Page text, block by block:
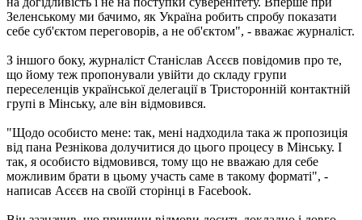
Зеленському ми бачимо, як Україна робить спробу показати
себе суб'єктом переговорів, а не об'єктом", - вважає журналіст.
З іншого боку, журналіст Станіслав Асєєв повідомив про те,
що йому теж пропонували увійти до складу групи
переселенців української делегації в Тристоронній контактній
групі в Мінську, але він відмовився.
"Щодо особисто мене: так, мені надходила така ж пропозиція
від пана Резнікова долучитися до цього процесу в Мінську. І
так, я особисто відмовився, тому що не вважаю для себе
можливим брати в цьому участь саме в такому форматі", -
написав Асєєв на своїй сторінці в Facebook.